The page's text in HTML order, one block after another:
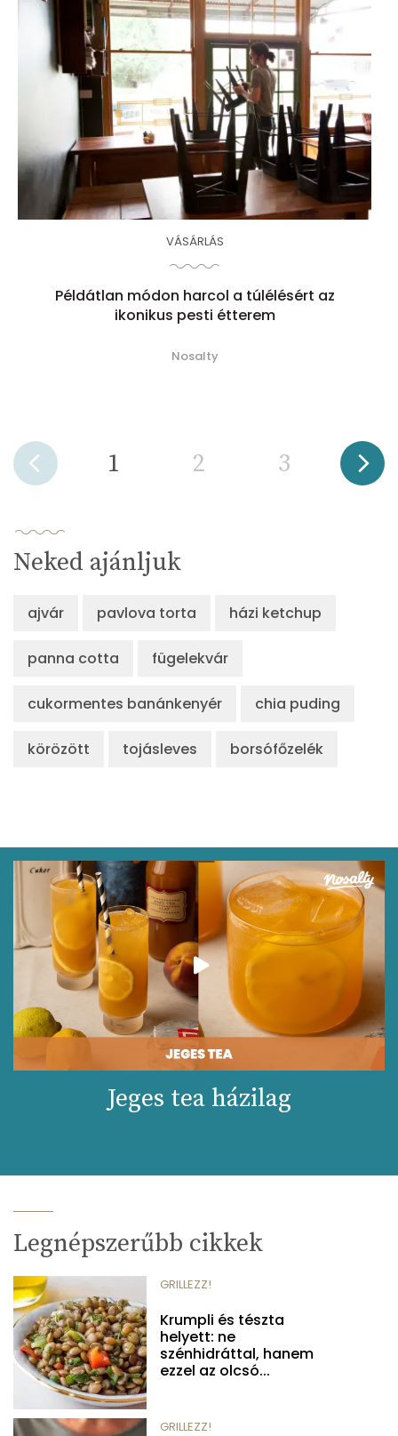
VÁSÁRLÁS
Példátlan módon harcol a túlélésért az
ikonikus pesti étterem
Nosalty
1 2 3
Neked ajánljuk
ajvár pavlova torta házi ketchup
panna cotta fügelekvár
cukormentes banánkenyér chia puding
körözött tojásleves borsófőzelék
Jeges tea házilag
Legnépszerűbb cikkek
GRILLEZZ!
Krumpli és tészta
helyett: ne
szénhidráttal, hanem
ezzel az olcsó...
GRILLEZZ!